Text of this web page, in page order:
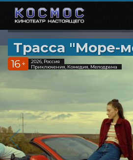
Трасса "Море-
16 +
2026, Россия
Приключения, Комедия, Мелодрама